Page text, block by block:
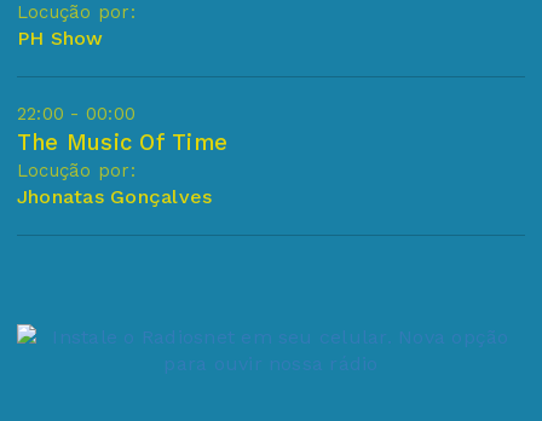
Locução por:
PH Show
22:00 - 00:00
The Music Of Time
Locução por:
Jhonatas Gonçalves